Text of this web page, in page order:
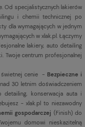
Od specjalistycznych lakierów
i chemii technicznej po
dla wymagających w jednym
w xlak.pl. Łączymy
lakiery, auto detailing
Twoje centrum profesjonalnej
świetnej cenie - Bezpieczne i
30 letnim doświadczeniem
detailing, konserwacja auta i
- xlak.pl to niezawodny
gospodarczej (Finish) do
domowi nieskazitelną